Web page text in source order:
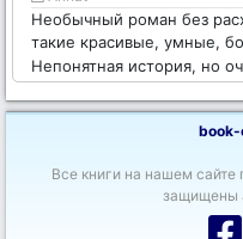
Необычный роман без
такие красивые, умные,
Непонятная история, но
book-
Все книги на нашем сайте
защищены